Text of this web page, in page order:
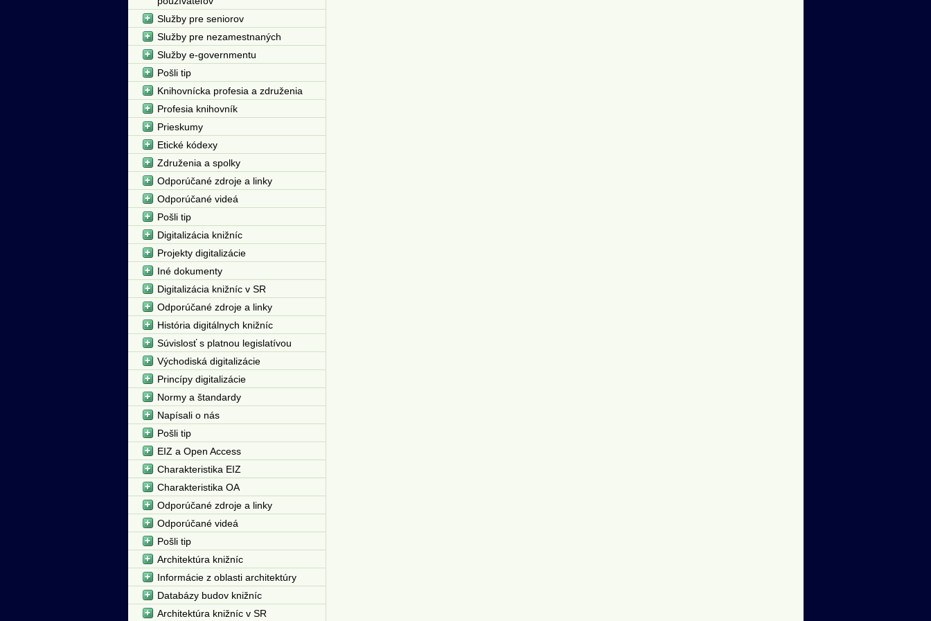
Služby pre seniorov
Služby pre nezamestnaných
Služby e-governmentu
Pošli tip
Knihovnícka profesia a združenia
Profesia knihovník
Prieskumy
Etické kódexy
Združenia a spolky
Odporúčané zdroje a linky
Odporúčané videá
Pošli tip
Digitalizácia knižníc
Projekty digitalizácie
Iné dokumenty
Digitalizácia knižníc v SR
Odporúčané zdroje a linky
História digitálnych knižníc
Súvislosť s platnou legislatívou
Východiská digitalizácie
Princípy digitalizácie
Normy a štandardy
Napísali o nás
Pošli tip
EIZ a Open Access
Charakteristika EIZ
Charakteristika OA
Odporúčané zdroje a linky
Odporúčané videá
Pošli tip
Architektúra knižníc
Informácie z oblasti architektúry
Databázy budov knižníc
Architektúra knižníc v SR